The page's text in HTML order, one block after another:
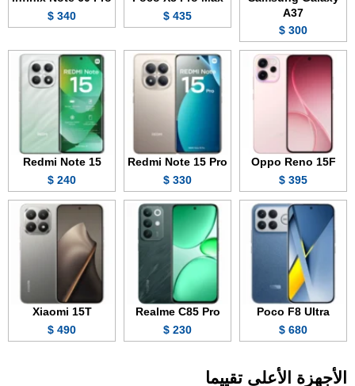
A37
300 $
435 $
340 $
Oppo Reno 15F
395 $
Redmi Note 15 Pro
330 $
Redmi Note 15
240 $
Poco F8 Ultra
680 $
Realme C85 Pro
230 $
Xiaomi 15T
490 $
الأجهزة الأعلى تقييما